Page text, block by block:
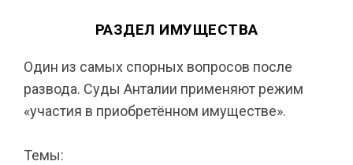
РАЗДЕЛ ИМУЩЕСТВА
Один из самых спорных вопросов после
развода. Суды Анталии применяют режим
«участия в приобретённом имуществе».
Темы: